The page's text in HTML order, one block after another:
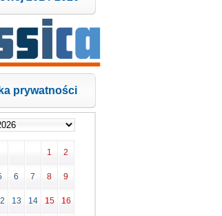
prywatności
1 2
6 7 8 9
13 14 15 16